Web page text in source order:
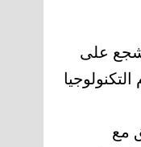
على
التكنولوجيا
مع